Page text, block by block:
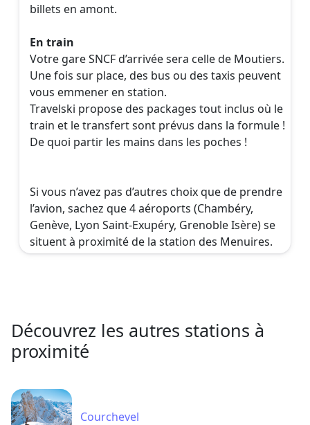
billets en amont.
En train
Votre gare SNCF d’arrivée sera celle de Moutiers.
Une fois sur place, des bus ou des taxis peuvent
vous emmener en station.
Travelski propose des packages tout inclus où le
train et le transfert sont prévus dans la formule !
De quoi partir les mains dans les poches !
Si vous n’avez pas d’autres choix que de prendre
l’avion, sachez que 4 aéroports (Chambéry,
Genève, Lyon Saint-Exupéry, Grenoble Isère) se
situent à proximité de la station des Menuires.
Découvrez les autres stations à
proximité
Courchevel